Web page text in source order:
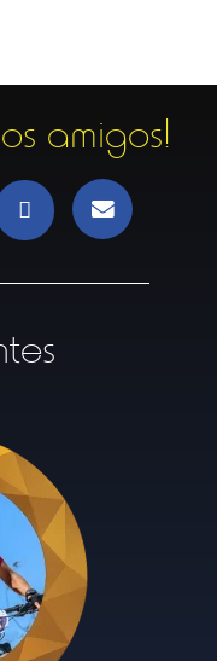
amigos!